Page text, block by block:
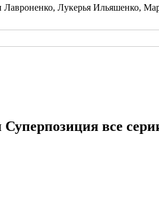
Лавроненко, Лукерья Ильяшенко,
все